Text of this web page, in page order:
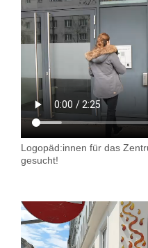
Logopäd:innen für das
gesucht!